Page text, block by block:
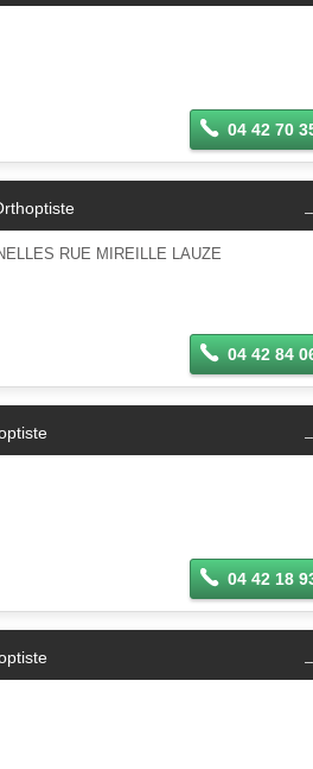
04 42 70
RUE MIREILLE LAUZE
04 42 84
04 42 18